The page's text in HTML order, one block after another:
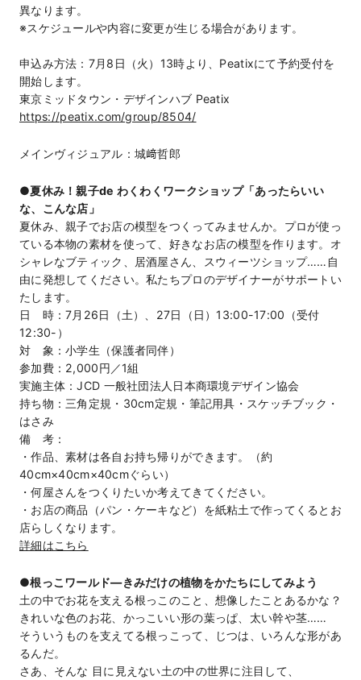
異なります。
※スケジュールや内容に変更が生じる場合があります。
申込み方法：7月8日（火）13時より、Peatixにて予約受付を
開始します。
東京ミッドタウン・デザインハブ Peatix
https://peatix.com/group/8504/
メインヴィジュアル：城﨑哲郎
●夏休み！親子de わくわくワークショップ「あったらいい
な、こんな店」
夏休み、親子でお店の模型をつくってみませんか。プロが使っ
ている本物の素材を使って、好きなお店の模型を作ります。オ
シャレなブティック、居酒屋さん、スウィーツショップ……自
由に発想してください。私たちプロのデザイナーがサポートい
たします。
日 時：7月26日（土）、27日（日）13:00-17:00（受付
12:30-）
対 象：小学生（保護者同伴）
参加費：2,000円／1組
実施主体：JCD 一般社団法人日本商環境デザイン協会
持ち物：三角定規・30cm定規・筆記用具・スケッチブック・
はさみ
備 考：
・作品、素材は各自お持ち帰りができます。（約
40cm×40cm×40cmぐらい）
・何屋さんをつくりたいか考えてきてください。
・お店の商品（パン・ケーキなど）を紙粘土で作ってくるとお
店らしくなります。
詳細はこちら
●根っこワールド―きみだけの植物をかたちにしてみよう
土の中でお花を支える根っこのこと、想像したことあるかな？
きれいな色のお花、かっこいい形の葉っぱ、太い幹や茎……
そういうものを支えてる根っこって、じつは、いろんな形があ
るんだ。
さあ、そんな 目に見えない土の中の世界に注目して、